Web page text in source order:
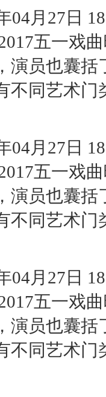
月27日
五一戏
演员也囊
不同艺术
月27日
五一戏
演员也囊
不同艺术
月27日
五一戏
演员也囊
不同艺术